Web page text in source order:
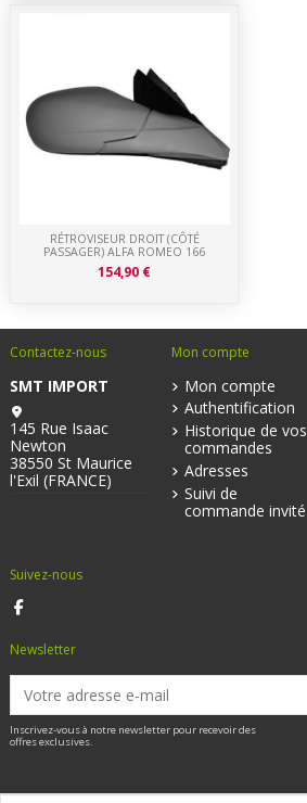
RÉTROVISEUR DROIT (CÔTÉ
PASSAGER) ALFA ROMEO 166
154,90 €
Contactez-nous
SMT IMPORT
145 Rue Isaac
Newton
38550 St Maurice
l'Exil (FRANCE)
Mon compte
Mon compte
Authentification
Historique de vos
commandes
Adresses
Suivi de
commande invité
Suivez-nous
Newsletter
Inscrivez-vous à notre newsletter pour recevoir des
offres exclusives.